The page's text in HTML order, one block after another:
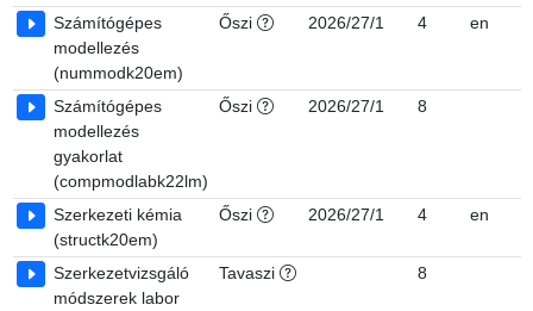
Számítógépes
modellezés
(nummodk20em)
Őszi 2026/27/1 4 en
Számítógépes
modellezés
gyakorlat
(compmodlabk22lm)
Őszi 2026/27/1 8
Szerkezeti kémia
(structk20em)
Őszi 2026/27/1 4 en
Szerkezetvizsgáló
módszerek labor
Tavaszi 8